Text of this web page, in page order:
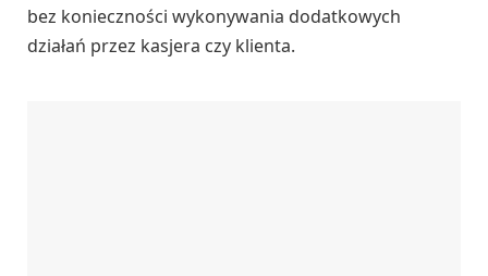
bez konieczności wykonywania dodatkowych
działań przez kasjera czy klienta.